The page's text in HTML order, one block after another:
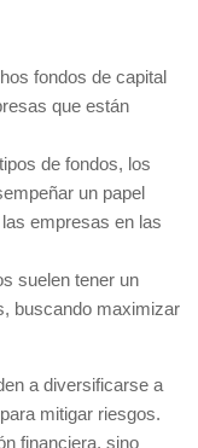
fondos de capital
que están
de fondos, los
un papel
empresas en las
suelen tener un
buscando maximizar
a diversificarse a
mitigar riesgos.
financiera, sino